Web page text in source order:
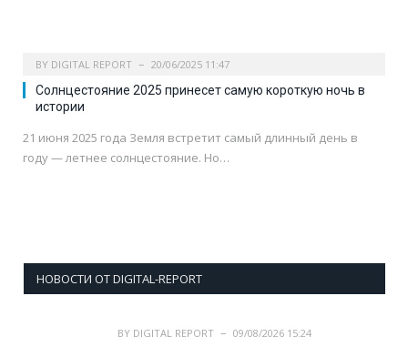
BY DIGITAL REPORT 20/06/2025 11:47
Солнцестояние 2025 принесет самую короткую ночь в
истории
21 июня 2025 года Земля встретит самый длинный день в
году — летнее солнцестояние. Но…
НОВОСТИ ОТ DIGITAL-REPORT
BY DIGITAL REPORT
09/08/2026 15:24